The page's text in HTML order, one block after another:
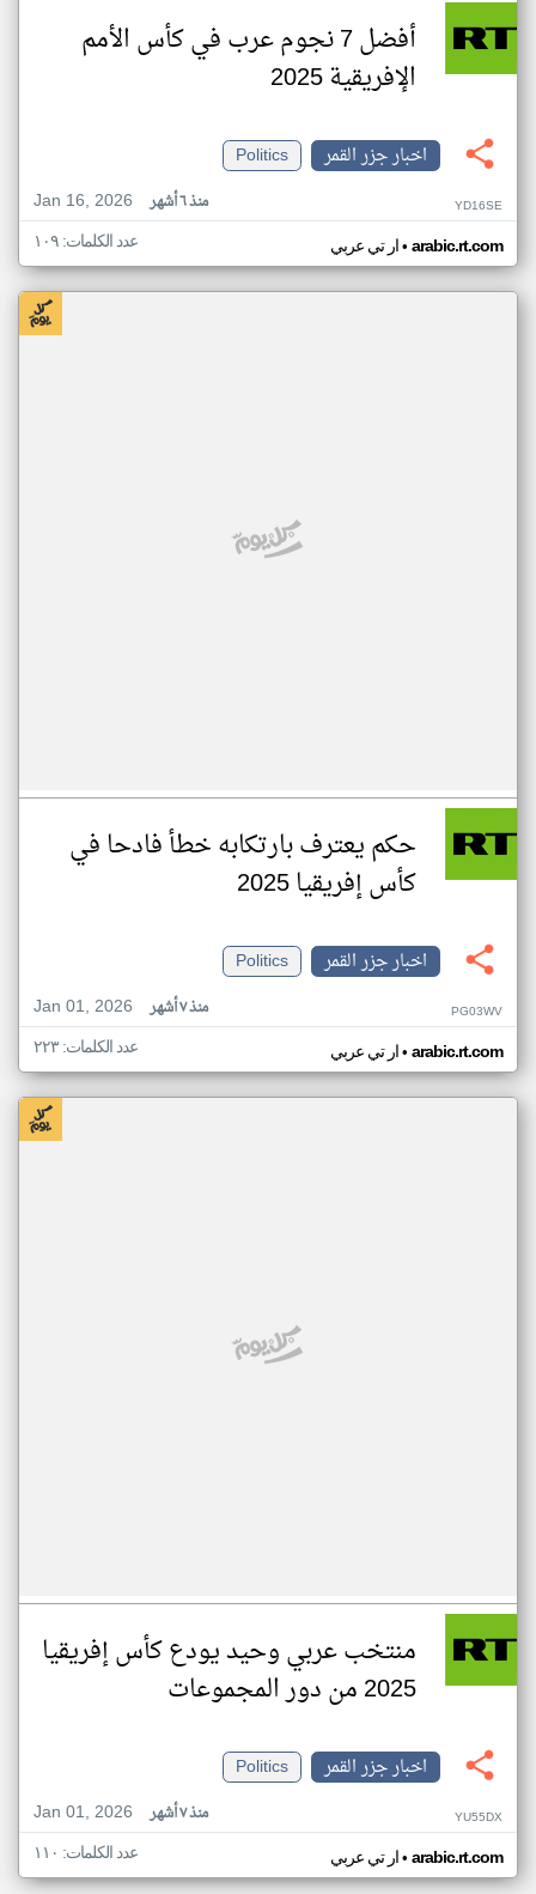
أفضل 7 نجوم عرب في كأس الأمم
الإفريقية 2025
اخبار جزر القمر
Politics
Jan 16, 2026
منذ ٦ أشهر YD16SE
ار تي عربي• arabic.rt.com عدد الكلمات: ١٠٩
حكم يعترف بارتكابه خطأ فادحا في
كأس إفريقيا 2025
اخبار جزر القمر
Politics
Jan 01, 2026
منذ ٧ أشهر PG03WV
ار تي عربي• arabic.rt.com عدد الكلمات: ٢٢٣
منتخب عربي وحيد يودع كأس إفريقيا
2025 من دور المجموعات
اخبار جزر القمر
Politics
Jan 01, 2026
منذ ٧ أشهر YU55DX
ار تي عربي• arabic.rt.com عدد الكلمات: ١١٠